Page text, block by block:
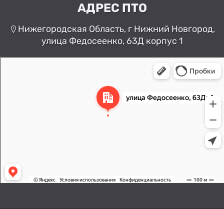
АДРЕС ПТО
Нижегородская Область, г Нижний Новгород,
улица Федосеенко, 63Д корпус 1
Нижний Новгород
Улица Федосеенко, 63Дк1 —